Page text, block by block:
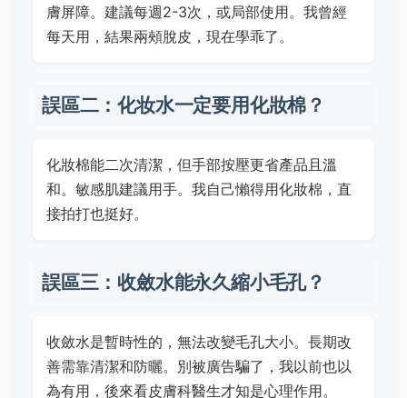
膚屏障。建議每週2-3次，或局部使用。我曾經
每天用，結果兩頰脫皮，現在學乖了。
誤區二：化妆水一定要用化妝棉？
化妝棉能二次清潔，但手部按壓更省產品且溫
和。敏感肌建議用手。我自己懶得用化妝棉，直
接拍打也挺好。
誤區三：收斂水能永久縮小毛孔？
收斂水是暫時性的，無法改變毛孔大小。長期改
善需靠清潔和防曬。別被廣告騙了，我以前也以
為有用，後來看皮膚科醫生才知是心理作用。